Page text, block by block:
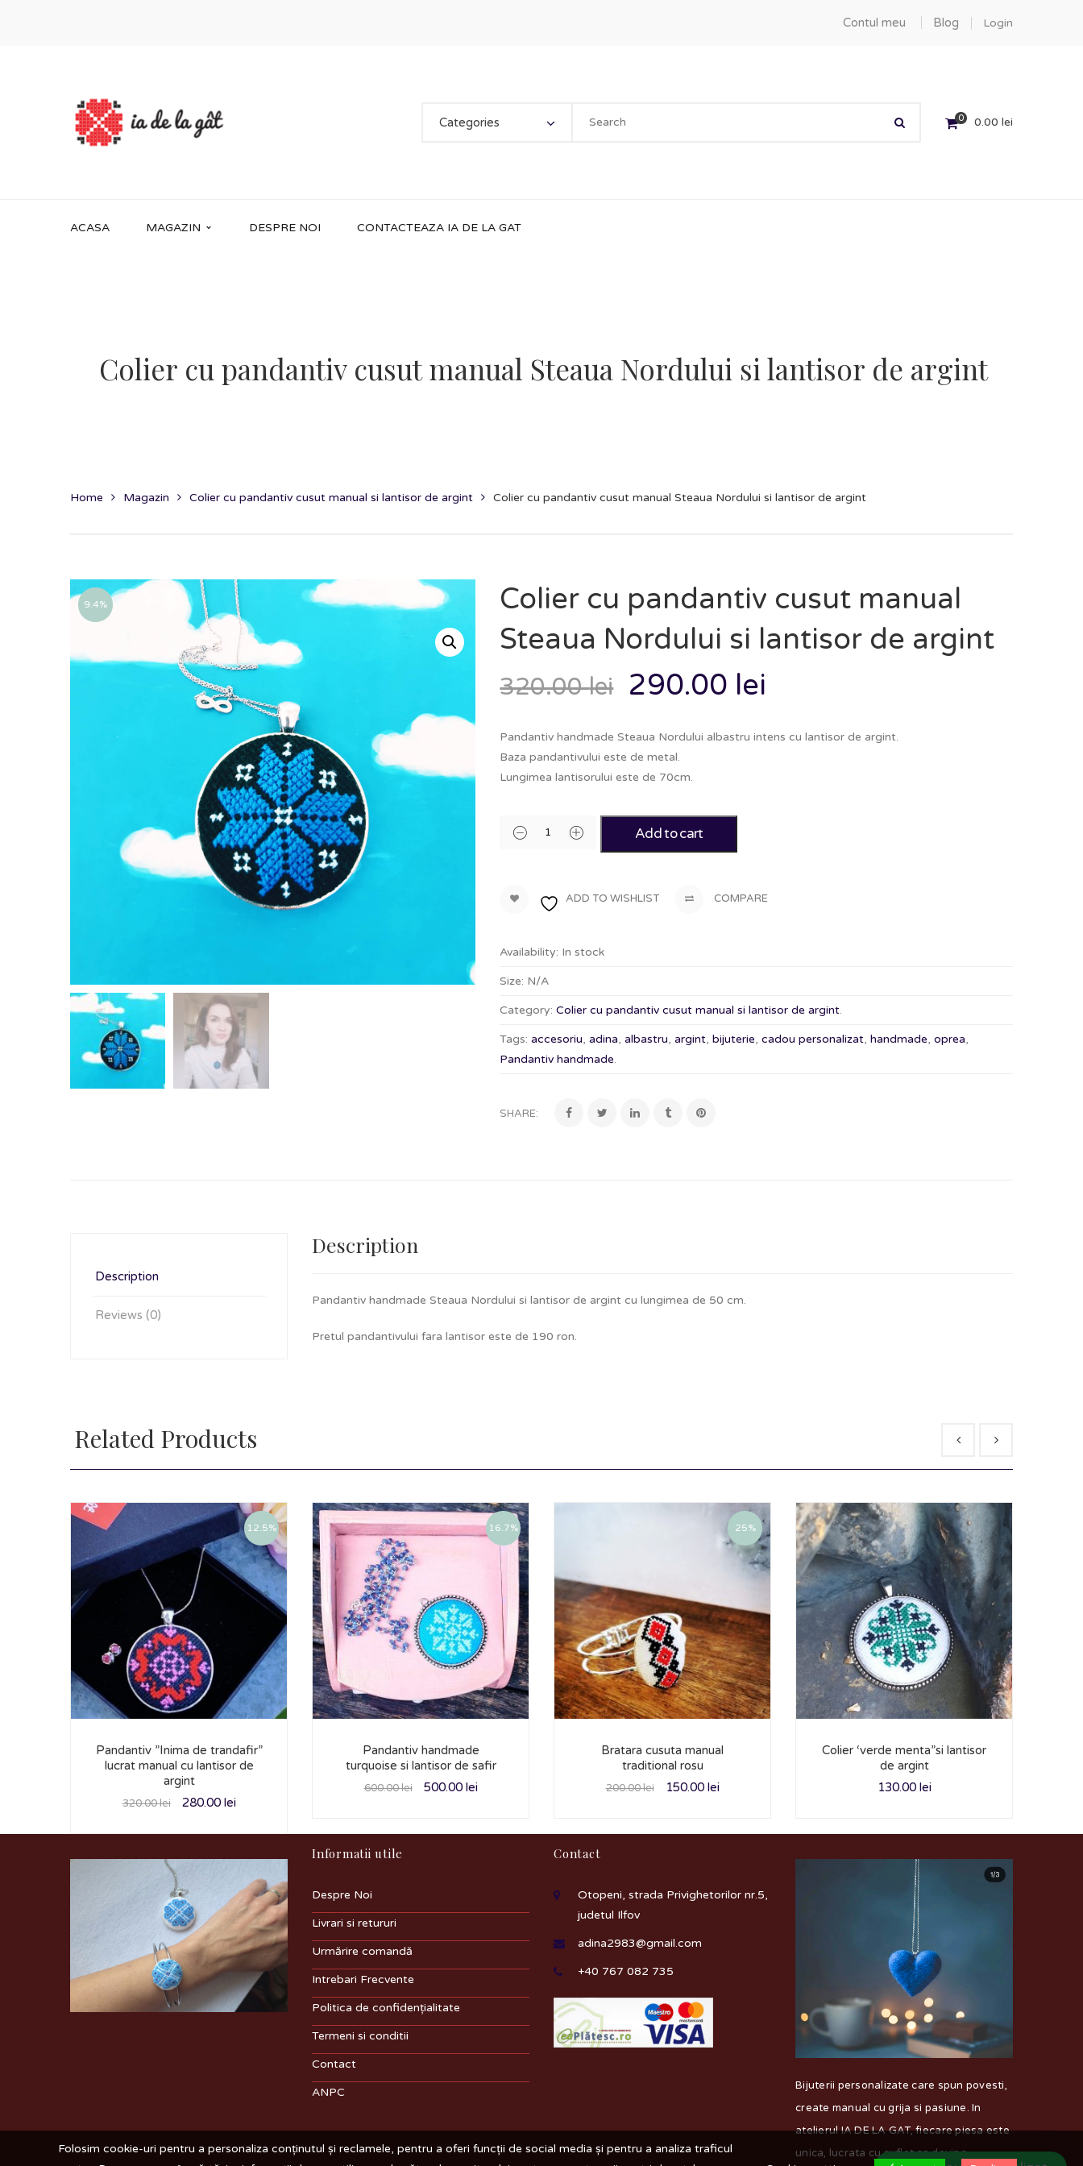
Contul meu Blog Login
Categories 0 0.00 lei
ACASA MAGAZIN DESPRE NOI CONTACTEAZA IA DE LA GAT
Colier cu pandantiv cusut manual Steaua Nordului si lantisor de argint
Home Magazin Colier cu pandantiv cusut manual si lantisor de argint Colier cu pandantiv cusut manual Steaua Nordului si lantisor de argint
9.4%
Colier cu pandantiv cusut manual
Steaua Nordului si lantisor de argint
320.00lei 290.00 lei
Pandantiv handmade Steaua Nordului albastru intens cu lantisor de argint.
Baza pandantivului este de metal.
Lungimea lantisorului este de 70cm.
Add to cart
ADD TO WISHLIST COMPARE
Availability: In stock
Size: N/A
Category: Colier cu pandantiv cusut manual si lantisor de argint.
Tags: accesoriu,adina,albastru,argint,bijuterie,cadou personalizat,handmade,oprea,
Pandantiv handmade.
SHARE:
Description
Reviews (0)
Description
Pandantiv handmade Steaua Nordului si lantisor de argint cu lungimea de 50 cm.
Pretul pandantivului fara lantisor este de 190 ron.
Related Products
12.5%
Pandantiv ”Inima de trandafir”
lucrat manual cu lantisor de
argint
320.00lei 280.00 lei
16.7%
Pandantiv handmade
turquoise si lantisor de safir
600.00lei 500.00 lei
25%
Bratara cusuta manual
traditional rosu
200.00lei 150.00 lei
Colier ‘verde menta”si lantisor
de argint
130.00 lei
Informatii utile
Despre Noi
Livrari si retururi
Urmărire comandă
Intrebari Frecvente
Politica de confidențialitate
Termeni si conditii
Contact
ANPC
Contact
Otopeni, strada Privighetorilor nr.5,
judetul Ilfov
adina2983@gmail.com
+40 767 082 735
Bijuterii personalizate care spun povesti,
create manual cu grija si pasiune. In
atelierul IA DE LA GAT, fiecare piesa este
unica, lucrata cu suflet sa devina
Folosim cookie-uri pentru a personaliza conținutul și reclamele, pentru a oferi funcții de social media și pentru a analiza traficul